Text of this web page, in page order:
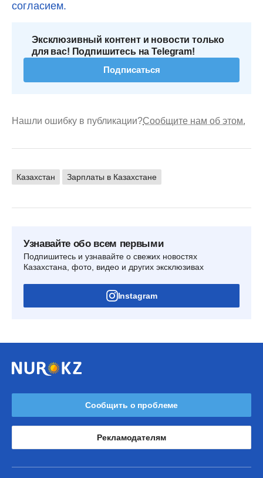
согласием.
Эксклюзивный контент и новости только
для вас! Подпишитесь на Telegram!
Подписаться
Нашли ошибку в публикации?Сообщите нам об этом.
Казахстан Зарплаты в Казахстане
Узнавайте обо всем первыми
Подпишитесь и узнавайте о свежих новостях
Казахстана, фото, видео и других эксклюзивах
Instagram
Сообщить о проблеме
Рекламодателям